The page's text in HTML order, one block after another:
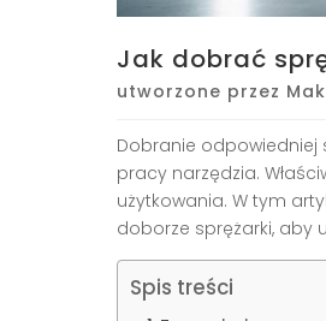
Jak dobrać
utworzone przez
Dobranie odpowiedniej
pracy narzędzia.
użytkowania. W tym
doborze sprężarki, aby
Spis treści